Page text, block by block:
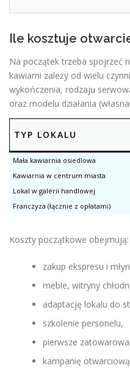
Ile kosztuje
Na początek trzeba spojrzeć
kawiarni zależy od wielu
wykończenia, rodzaju
oraz modelu działania
TYP LOKALU
Mała kawiarnia osiedlowa
Kawiarnia w centrum miasta
Lokal w galerii handlowej
Franczyza (łącznie z opłatami)
Koszty początkowe obejmują:
zakup ekspresu i
meble, witryny
adaptację lokalu do
szkolenie personelu,
pierwsze
kampanię